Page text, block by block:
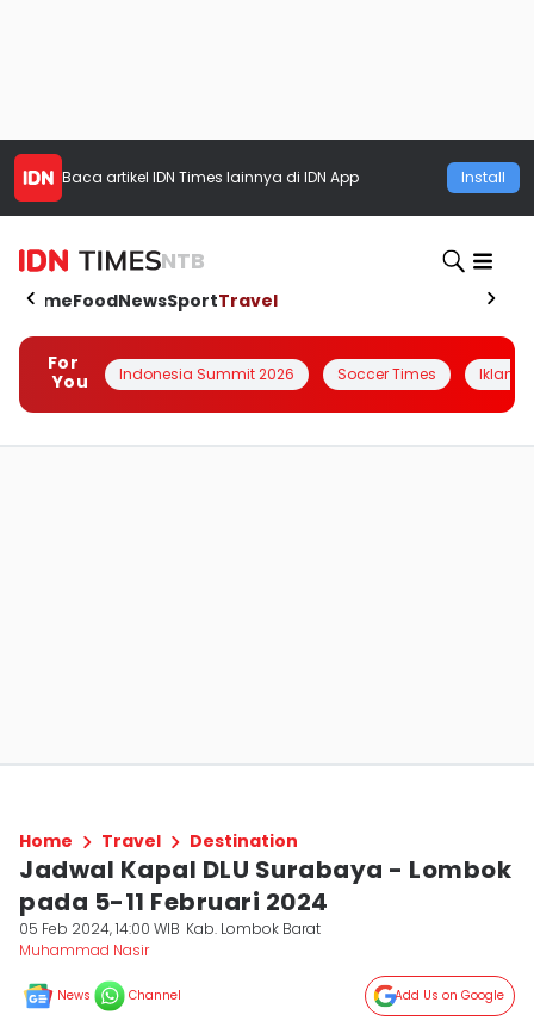
Baca artikel IDN Times lainnya di IDN App Install
NTB
HomeFoodNewsSportTravel
For
You
Indonesia Summit 2026 Soccer Times Iklanin
Home Travel Destination
Jadwal Kapal DLU Surabaya - Lombok
pada 5-11 Februari 2024
05 Feb 2024, 14:00 WIB Kab. Lombok Barat
Muhammad Nasir
News Channel Add Us on Google